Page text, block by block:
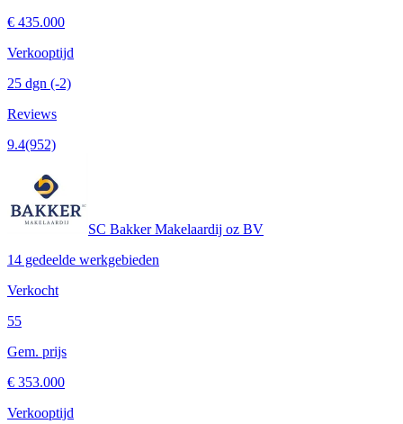
€ 435.000
Verkooptijd
25 dgn (-2)
Reviews
9.4(952)
SC Bakker Makelaardij oz BV
14 gedeelde werkgebieden
Verkocht
55
Gem. prijs
€ 353.000
Verkooptijd